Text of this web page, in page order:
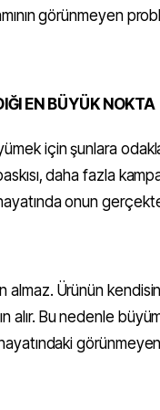
görünmeyen
EN BÜYÜK NOKTA
için şunlara
daha fazla
onun
almaz. Ürünün
alır. Bu nedenle